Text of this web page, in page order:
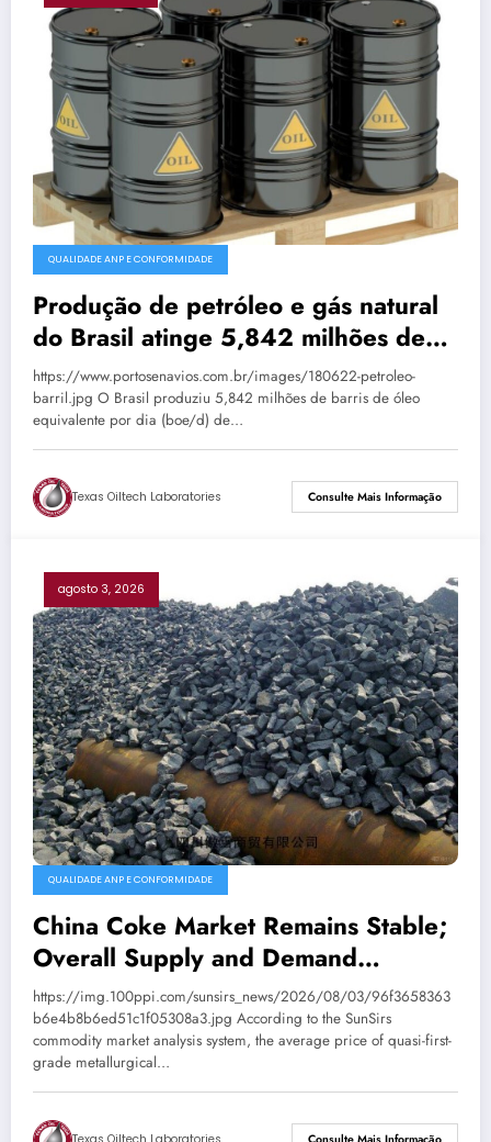
QUALIDADE ANP E CONFORMIDADE
Produção de petróleo e gás natural
do Brasil atinge 5,842 milhões de
boe/d em junho
https://www.portosenavios.com.br/images/180622-petroleo-
barril.jpg O Brasil produziu 5,842 milhões de barris de óleo
equivalente por dia (boe/d) de…
Texas Oiltech Laboratories Consulte Mais Informação
agosto 3, 2026
QUALIDADE ANP E CONFORMIDADE
China Coke Market Remains Stable;
Overall Supply and Demand
Balanced
https://img.100ppi.com/sunsirs_news/2026/08/03/96f3658363
b6e4b8b6ed51c1f05308a3.jpg According to the SunSirs
commodity market analysis system, the average price of quasi-first-
grade metallurgical…